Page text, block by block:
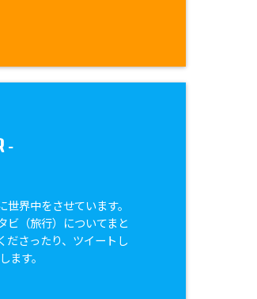
-
界中をさせています。
ビ（旅行）についてまと
ださったり、ツイートし
ます。